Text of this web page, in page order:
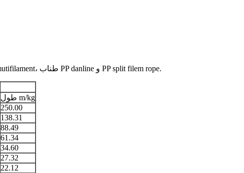
ما از 100٪ مواد گرانول جدید برای تولید استفاده می کنیم.4 نوع طناب PP وجود دارد که عبارتند از: طناب تک رشته ای PP، طناب PP mutifilament، طناب PP danline و PP split filem rope.
طول m/kg
250.00
138.31
88.49
61.34
34.60
27.32
22.12